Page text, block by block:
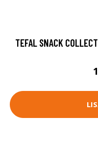
TEFAL SNACK